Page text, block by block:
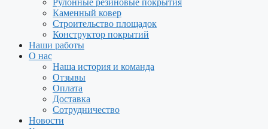
Рулонные резиновые покрытия
Каменный ковер
Строительство площадок
Конструктор покрытий
Наши работы
О нас
Наша история и команда
Отзывы
Оплата
Доставка
Сотрудничество
Новости